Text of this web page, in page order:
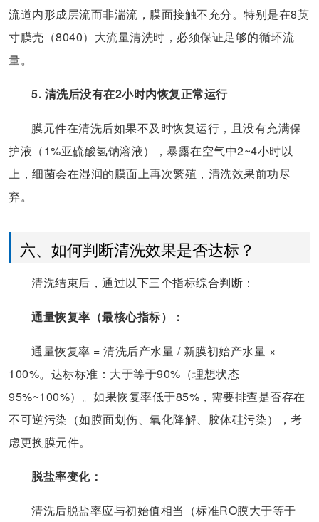
流道内形成层流而非湍流，膜面接触不充分。特别是在8英
寸膜壳（8040）大流量清洗时，必须保证足够的循环流
量。
5. 清洗后没有在2小时内恢复正常运行
膜元件在清洗后如果不及时恢复运行，且没有充满保
护液（1%亚硫酸氢钠溶液），暴露在空气中2~4小时以
上，细菌会在湿润的膜面上再次繁殖，清洗效果前功尽
弃。
六、如何判断清洗效果是否达标？
清洗结束后，通过以下三个指标综合判断：
通量恢复率（最核心指标）：
通量恢复率 = 清洗后产水量 / 新膜初始产水量 ×
100%。达标标准：大于等于90%（理想状态
95%~100%）。如果恢复率低于85%，需要排查是否存在
不可逆污染（如膜面划伤、氧化降解、胶体硅污染），考
虑更换膜元件。
脱盐率变化：
清洗后脱盐率应与初始值相当（标准RO膜大于等于